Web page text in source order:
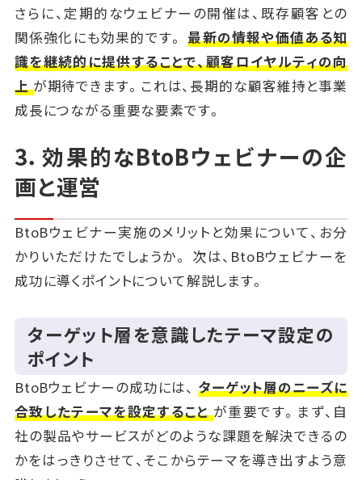
さらに、定期的なウェビナーの開催は、既存顧客との
関係強化にも効果的です。最新の情報や価値ある知
識を継続的に提供することで、顧客ロイヤルティの向
上が期待できます。これは、長期的な顧客維持と事業
成長につながる重要な要素です。
3．効果的なBtoBウェビナーの企
画と運営
BtoBウェビナー実施のメリットと効果について、お分
かりいただけたでしょうか。 次は、BtoBウェビナーを
成功に導くポイントについて解説します。
ターゲット層を意識したテーマ設定の
ポイント
BtoBウェビナーの成功には、ターゲット層のニーズに
合致したテーマを設定することが重要です。まず、自
社の製品やサービスがどのような課題を解決できるの
かをはっきりさせて、そこからテーマを導き出すよう意